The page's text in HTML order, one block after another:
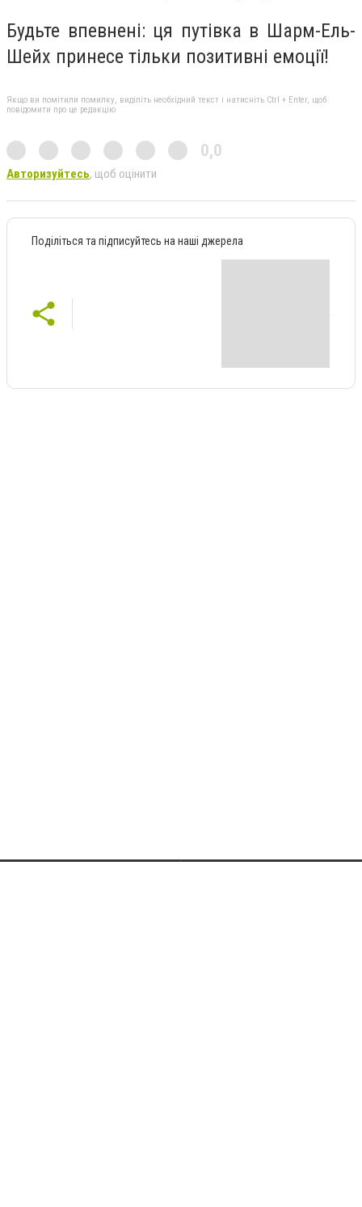
Будьте впевнені: ця путівка в Шарм-Ель-
Шейх принесе тільки позитивні емоції!
Якщо ви помітили помилку, виділіть необхідний текст і натисніть Ctrl + Enter, щоб
повідомити про це редакцію
0,0
Авторизуйтесь, щоб оцінити
Поділіться та підписуйтесь на наші джерела